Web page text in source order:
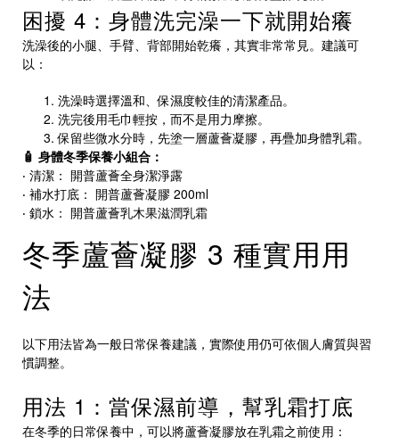
困擾 4：身體洗完澡一下就開始癢
洗澡後的小腿、手臂、背部開始乾癢，其實非常常見。建議可
以：
洗澡時選擇溫和、保濕度較佳的清潔產品。
洗完後用毛巾輕按，而不是用力摩擦。
保留些微水分時，先塗一層蘆薈凝膠，再疊加身體乳霜。
🧴 身體冬季保養小組合：
‧ 清潔： 開普蘆薈全身潔淨露
‧ 補水打底： 開普蘆薈凝膠 200ml
‧ 鎖水： 開普蘆薈乳木果滋潤乳霜
冬季蘆薈凝膠 3 種實用用
法
以下用法皆為一般日常保養建議，實際使用仍可依個人膚質與習
慣調整。
用法 1：當保濕前導，幫乳霜打底
在冬季的日常保養中，可以將蘆薈凝膠放在乳霜之前使用：